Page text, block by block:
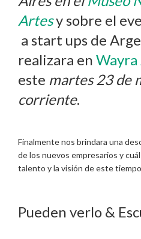
Artesy sobre el
a start ups de
realizara en
este martes 23 de
corriente.
Finalmente nos brindara una
de los nuevos empresarios y
talento y la visión de este
Pueden verlo &